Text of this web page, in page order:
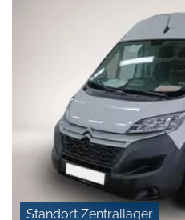
Standort Zentrallager